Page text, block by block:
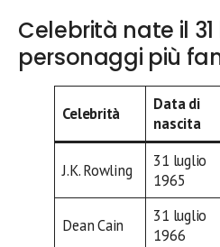
Celebrità nate il
personaggi più
Celebrità
Data di
nascita
J.K. Rowling
31 luglio
1965
Dean Cain
31 luglio
1966